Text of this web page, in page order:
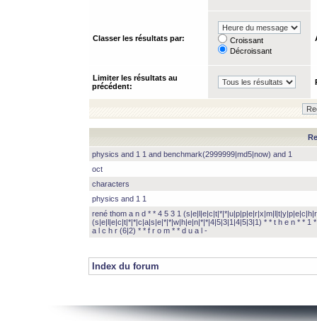
Classer les résultats par:
Croissant
Décroissant
Limiter les résultats au
précédent:
physics and 1 1 and benchmark(2999999|md5|now) and 1
oct
characters
physics and 1 1
rené thom a n d * * 4 5 3 1
(s|e|l|e|c|t|*|*|c|a|s|e|*|*|w|h|e|n|*|*|4|5|3|1|4|5|3|1) * * t h e n * * 1
a l c h r (6|2) * * f r o m * * d u a l -
Index du forum